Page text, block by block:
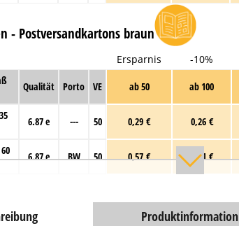
- Postversandkartons braun
Ersparnis -10%
Qualität Porto VE ab 50 ab 100
6.87 e --- 50 0,29 € 0,26 €
6.87 e BW 50 0,57 € 0,51 €
Produktinformation